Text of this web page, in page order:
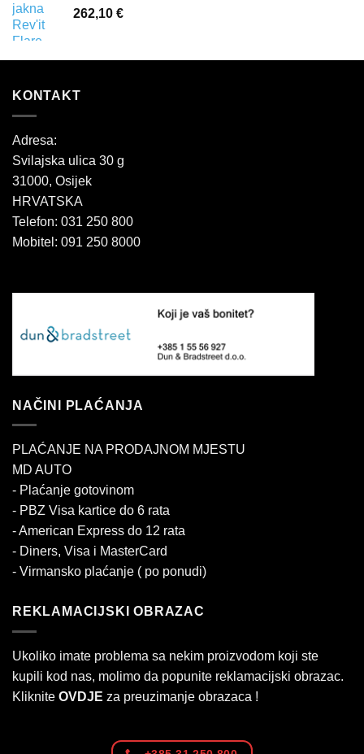
262,10 €
KONTAKT
Adresa:
Svilajska ulica 30 g
31000, Osijek
HRVATSKA
Telefon: 031 250 800
Mobitel: 091 250 8000
NAČINI PLAĆANJA
PLAĆANJE NA PRODAJNOM MJESTU
MD AUTO
- Plaćanje gotovinom
- PBZ Visa kartice do 6 rata
- American Express do 12 rata
- Diners, Visa i MasterCard
- Virmansko plaćanje ( po ponudi)
REKLAMACIJSKI OBRAZAC
Ukoliko imate problema sa nekim proizvodom koji ste
kupili kod nas, molimo da popunite reklamacijski obrazac.
Kliknite OVDJE za preuzimanje obrazaca !